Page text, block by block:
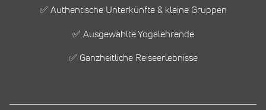
✅ Authentische Unterkünfte & kleine Gruppen
✅ Ausgewählte Yogalehrende
✅ Ganzheitliche Reiseerlebnisse